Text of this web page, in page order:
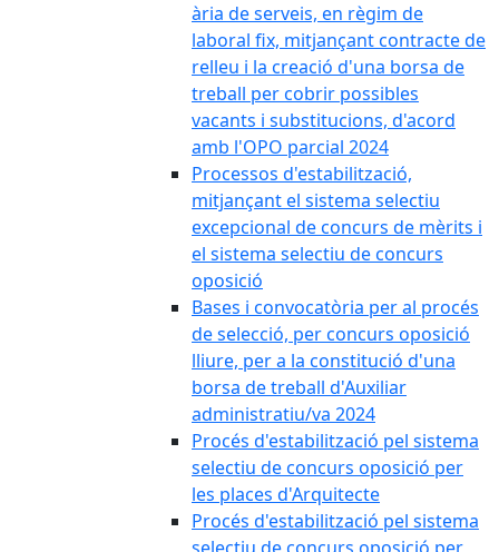
ària de serveis, en règim de
laboral fix, mitjançant contracte de
relleu i la creació d'una borsa de
treball per cobrir possibles
vacants i substitucions, d'acord
amb l'OPO parcial 2024
Processos d'estabilització,
mitjançant el sistema selectiu
excepcional de concurs de mèrits i
el sistema selectiu de concurs
oposició
Bases i convocatòria per al procés
de selecció, per concurs oposició
lliure, per a la constitució d'una
borsa de treball d'Auxiliar
administratiu/va 2024
Procés d'estabilització pel sistema
selectiu de concurs oposició per
les places d'Arquitecte
Procés d'estabilització pel sistema